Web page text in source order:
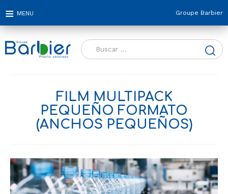
Groupe Barbier
Buscar:
FILM MULTIPACK
PEQUEÑO FORMATO
(ANCHOS PEQUEÑOS)